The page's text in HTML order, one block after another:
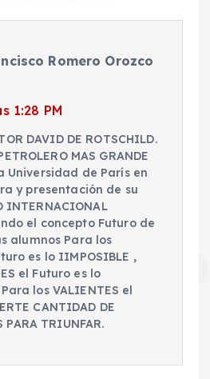
Romero Orozco
1:28 PM
DAVID DE ROTSCHILD.
MAS GRANDE
Universidad de París en
y presentación de su
INTERNACIONAL
el concepto Futuro de
alumnos Para los
es lo IIMPOSIBLE ,
el Futuro es lo
los VALIENTES el
CANTIDAD DE
PARA TRIUNFAR.